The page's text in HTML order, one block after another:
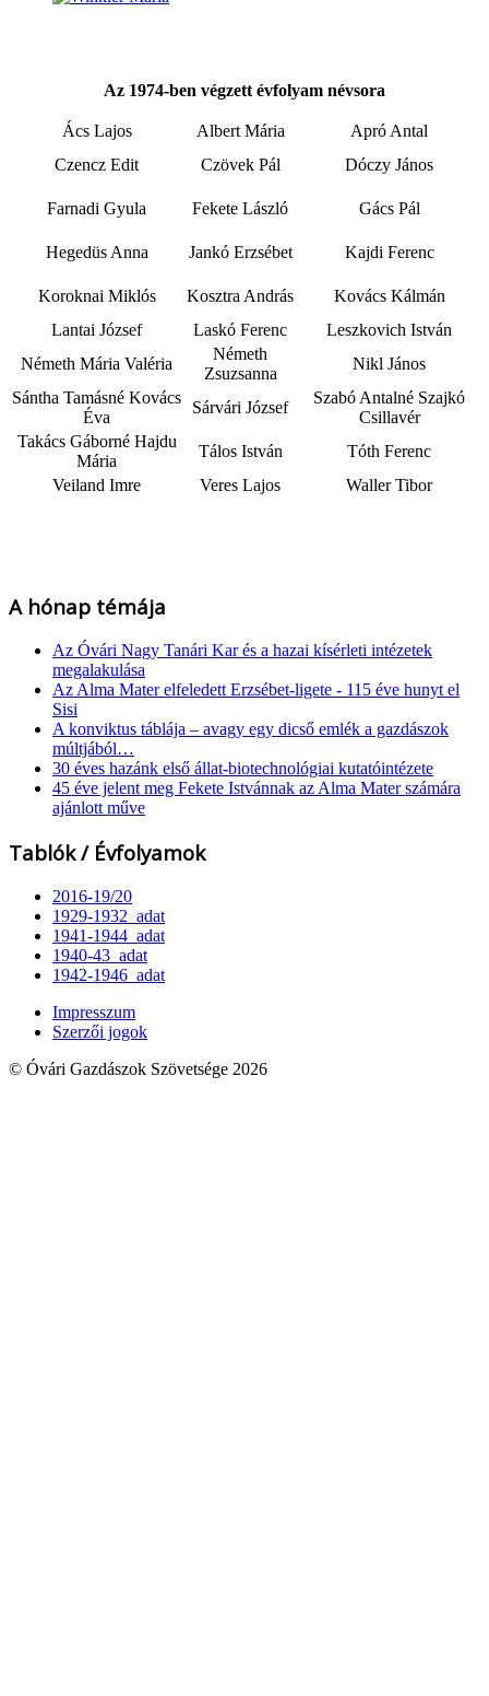
Az 1974-ben végzett évfolyam névsora
Ács Lajos Albert Mária
Apró Antal
Czencz Edit
Czövek Pál Dóczy János
Farnadi Gyula Fekete László Gács Pál
Hegedüs Anna Jankó Erzsébet Kajdi Ferenc
Koroknai Miklós Kosztra András
Kovács Kálmán
Lantai József
Laskó Ferenc
Leszkovich István
Németh Mária Valéria
Németh
Zsuzsanna
Nikl János
Sántha Tamásné Kovács
Éva
Sárvári József
Szabó Antalné Szajkó
Csillavér
Takács Gáborné Hajdu
Mária
Tálos István
Tóth Ferenc
Veiland Imre
Veres Lajos Waller Tibor
A hónap témája
Az Óvári Nagy Tanári Kar és a hazai kísérleti intézetek
megalakulása
Az Alma Mater elfeledett Erzsébet-ligete - 115 éve hunyt el
Sisi
A konviktus táblája – avagy egy dicső emlék a gazdászok
múltjából…
30 éves hazánk első állat-biotechnológiai kutatóintézete
45 éve jelent meg Fekete Istvánnak az Alma Mater számára
ajánlott műve
Tablók / Évfolyamok
2016-19/20
1929-1932_adat
1941-1944_adat
1940-43_adat
1942-1946_adat
Impresszum
Szerzői jogok
© Óvári Gazdászok Szövetsége 2026